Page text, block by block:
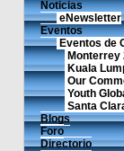
Noticias
eNewsletter
Eventos
Eventos de
Monterrey
Kuala
Our
Youth
Santa
Blogs
Foro
Directorio